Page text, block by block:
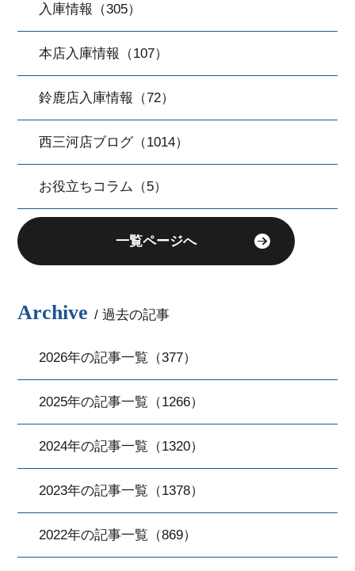
入庫情報（305）
本店入庫情報（107）
鈴鹿店入庫情報（72）
西三河店ブログ（1014）
お役立ちコラム（5）
一覧ページへ
Archive / 過去の記事
2026年の記事一覧（377）
2025年の記事一覧（1266）
2024年の記事一覧（1320）
2023年の記事一覧（1378）
2022年の記事一覧（869）